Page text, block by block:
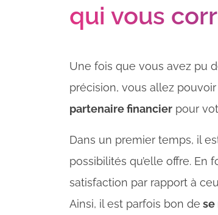
qui vous
Une fois que vous avez pu
précision, vous allez
partenaire financier pour
Dans un premier temps, il
possibilités qu’elle offre. En
satisfaction par rapport à
Ainsi, il est parfois bon de se